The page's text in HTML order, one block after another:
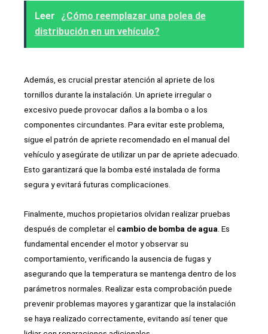
Leer
¿Cómo reemplazar una polea de
distribución en un vehículo?
Además, es crucial prestar atención al apriete de los
tornillos durante la instalación. Un apriete irregular o
excesivo puede provocar daños a la bomba o a los
componentes circundantes. Para evitar este problema,
sigue el patrón de apriete recomendado en el manual del
vehículo y asegúrate de utilizar un par de apriete adecuado.
Esto garantizará que la bomba esté instalada de forma
segura y evitará futuras complicaciones.
Finalmente, muchos propietarios olvidan realizar pruebas
después de completar el cambio de bomba de agua . Es
fundamental encender el motor y observar su
comportamiento, verificando la ausencia de fugas y
asegurando que la temperatura se mantenga dentro de los
parámetros normales. Realizar esta comprobación puede
prevenir problemas mayores y garantizar que la instalación
se haya realizado correctamente, evitando así tener que